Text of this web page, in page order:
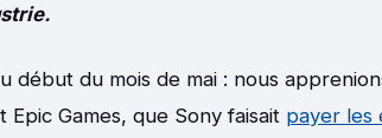
début du mois de mai : nous
Games, que Sony faisait payer les